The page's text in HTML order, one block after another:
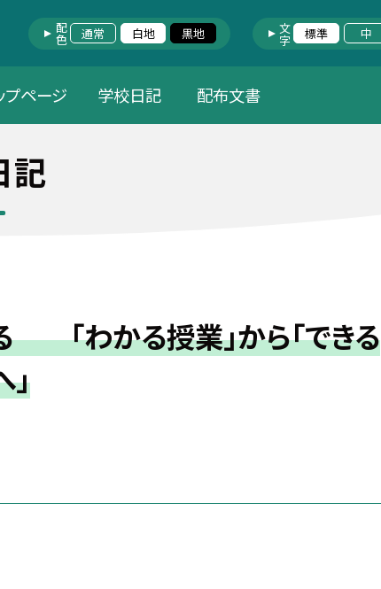
配色 通常 白地 黒地 文字 標準 中
プページ 学校日記 配布文書
記
「わかる授業」から「できる